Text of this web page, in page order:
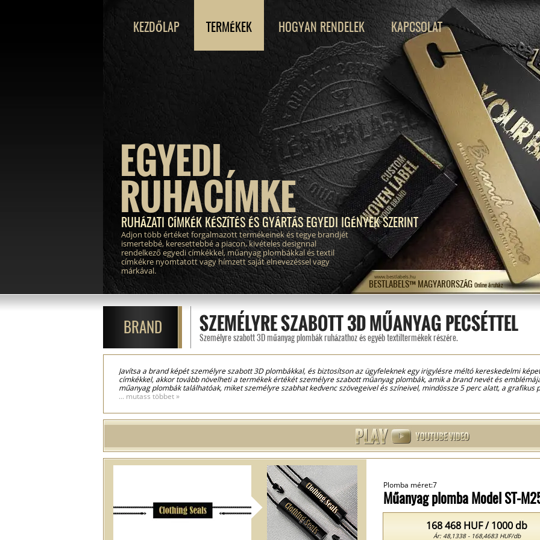
BESTLABELS™ MAGYARORSZÁG Online áruház
www.bestlabels.hu
EGYEDI
RUHACÍMKE
RUHÁZATI CÍMKÉK KÉSZÍTÉS ÉS GYÁRTÁS EGYEDI IGÉNYEK SZERINT
Adjon több értéket forgalmazott termékeinek és tegye brandjét
ismertebbé, keresettebbé a piacon, kivételes designnal
rendelkező egyedi címkékkel, műanyag plombákkal és textil
címkékre nyomtatott vagy hímzett saját elnevezéssel vagy
márkával.
KEZDŐLAP TERMÉKEK HOGYAN RENDELEK KAPCSOLAT
BRAND SZEMÉLYRE SZABOTT 3D MŰANYAG PECSÉTTEL
Személyre szabott 3D műanyag plombák ruházathoz és egyéb textiltermékek részére.
Javítsa a brand képét személyre szabott 3D plombákkal, és biztosítson az ügyfeleknek egy irigylésre méltó kereskedelmi
címkékkel, akkor tovább növelheti a termékek értékét személyre szabott műanyag plombák, amik a brand nevét és
műanyag plombák találhatóak, miket személyre szabhat kedvenc szövegeivel és színeivel, mindössze 5 perc alatt, a
termék oldalán megtalál. Miután rendelését rögzítettük, a termékek a létrehozott design alapján fognak elkészülni, és a
vagy más szövegek. Ezek a plombák mindkét felén rendkívül ellenálló zsinórral és reteszelőszerkezettel vannak ellátva.
meg, ami további biztonságot nyújt és igazolja, hogy a termék eredeti! Az ilyen műanyag plombák színkombinációban vagy
műanyag részt mint a zsinórt is, modeltől függően. Ha azt akarja, hogy termékei vonzóbbak legyenek, akkor válassza a
... mutass többet »
Műanyag plomba Model ST-
Plomba méret:7
168 468 HUF / 1000 db
Ár: 48,1338 - 168,4683 HUF/db